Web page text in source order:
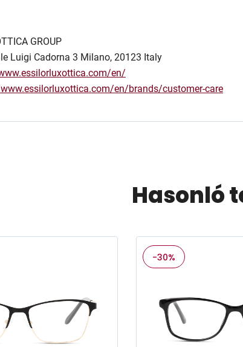
GROUP
Luigi Cadorna 3 Milano, 20123 Italy
en/
en/brands/customer-care
Hasonló
-30%